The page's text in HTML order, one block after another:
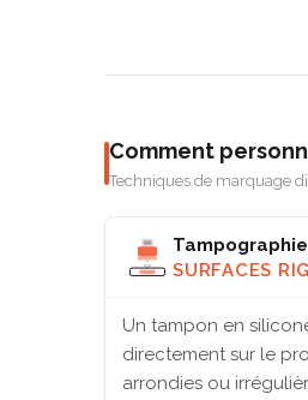
Comment
Techniques de marquage
Tampographie
SURFACES
Un tampon en
directement sur le
arrondies ou